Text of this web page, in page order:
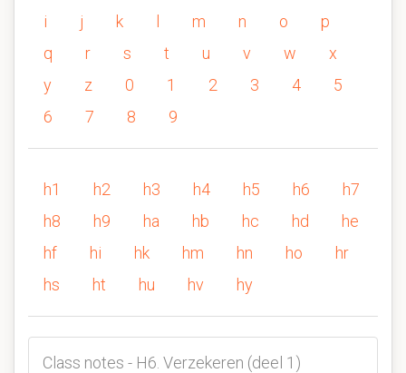
i
j k m n o
p
q
r s t u v w
x
y
z 0 1 2 3 4
5
6
7 8 9
h1 h2 h3 h4 h5 h6
h7
h8
h9 ha hb hc hd
he
hf
hi hk hm hn ho
hr
hs
ht hu hv hy
Class notes - H6. Verzekeren (deel 1)